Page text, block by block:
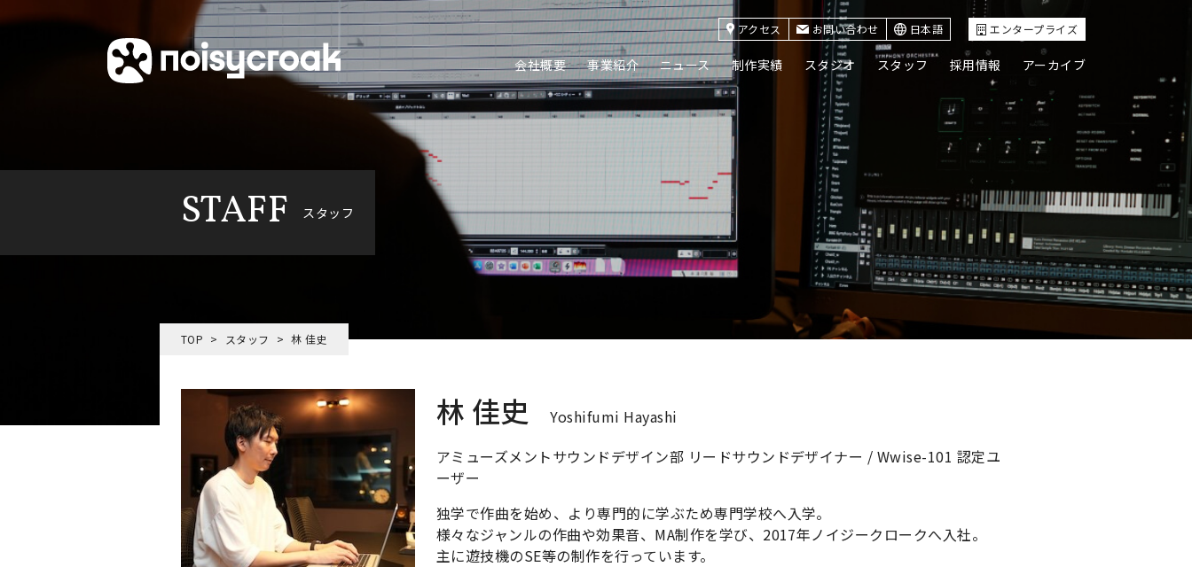
会社概要 事業紹介 ニュース 制作実績 スタジオ スタッフ 採用情報 アーカイブ
アクセス お問い合わせ 日本語 エンタープライズ
STAFF スタッフ
TOP スタッフ 林 佳史
林 佳史
Yoshifumi Hayashi
アミューズメントサウンドデザイン部 リードサウンドデザイナー / Wwise-101 認定ユ
ーザー
独学で作曲を始め、より専門的に学ぶため専門学校へ入学。
様々なジャンルの作曲や効果音、MA制作を学び、2017年ノイジークロークへ入社。
主に遊技機のSE等の制作を行っています。